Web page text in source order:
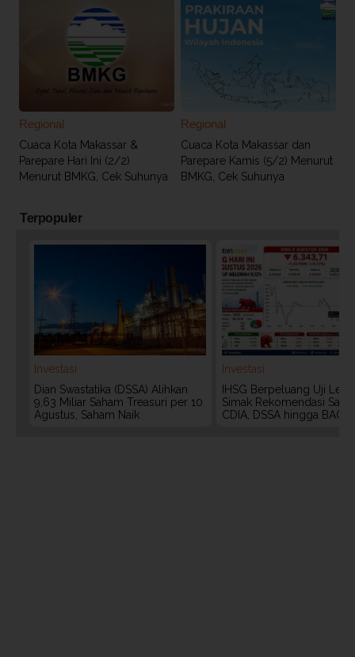
Regional
Cuaca Kota Makassar &
Parepare Hari Ini (2/2)
Menurut BMKG, Cek Suhunya
Regional
Cuaca Kota Makassar dan
Parepare Kamis (5/2) Menurut
BMKG, Cek Suhunya
Terpopuler
Investasi
Dian Swastatika (DSSA) Alihkan
9,63 Miliar Saham Treasuri per 10
Agustus, Saham Naik
Investasi
IHSG Berpeluang Uji
Simak Rekomendasi
CDIA, DSSA hingga BACH